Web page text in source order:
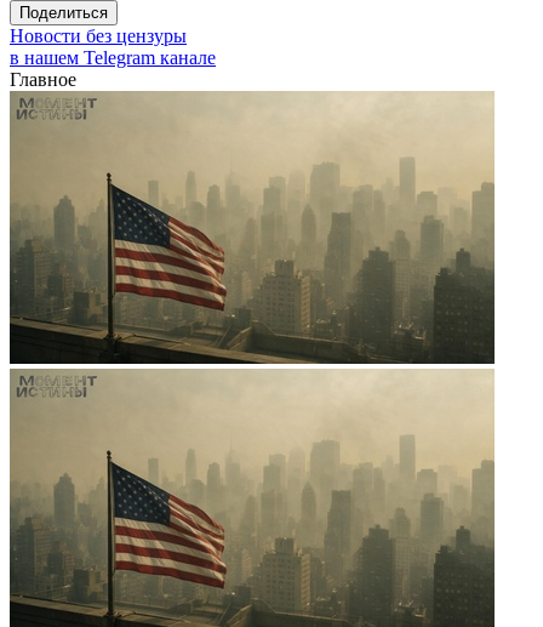
Поделиться
Новости без цензуры
в нашем Telegram канале
Главное